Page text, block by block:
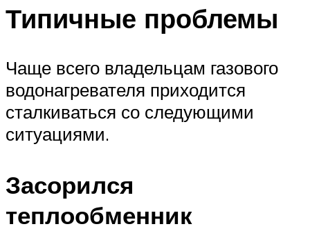
Типичные проблемы
Чаще всего владельцам газового
водонагревателя приходится
сталкиваться со следующими
ситуациями.
Засорился
теплообменник